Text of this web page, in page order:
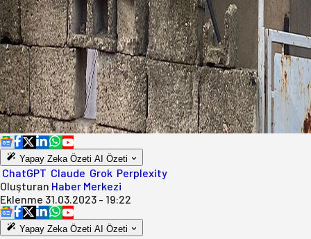
Yapay Zeka Özeti AI Özeti
ChatGPT Claude Grok Perplexity
Oluşturan Haber Merkezi
Eklenme 31.03.2023 - 19:22
Yapay Zeka Özeti AI Özeti